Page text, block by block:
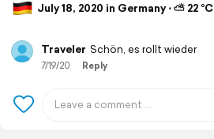
July 18, 2020 in Germany ⋅ ⛅ 22 °C
Traveler Schön, es rollt wieder
7/19/20 Reply